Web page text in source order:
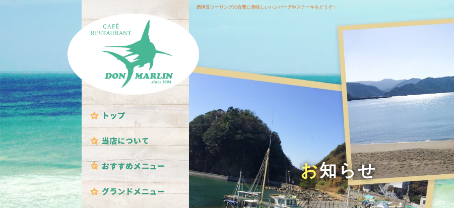
西伊豆ツーリングの合間に美味しいハンバーグやステーキをどうぞ！
お知らせ